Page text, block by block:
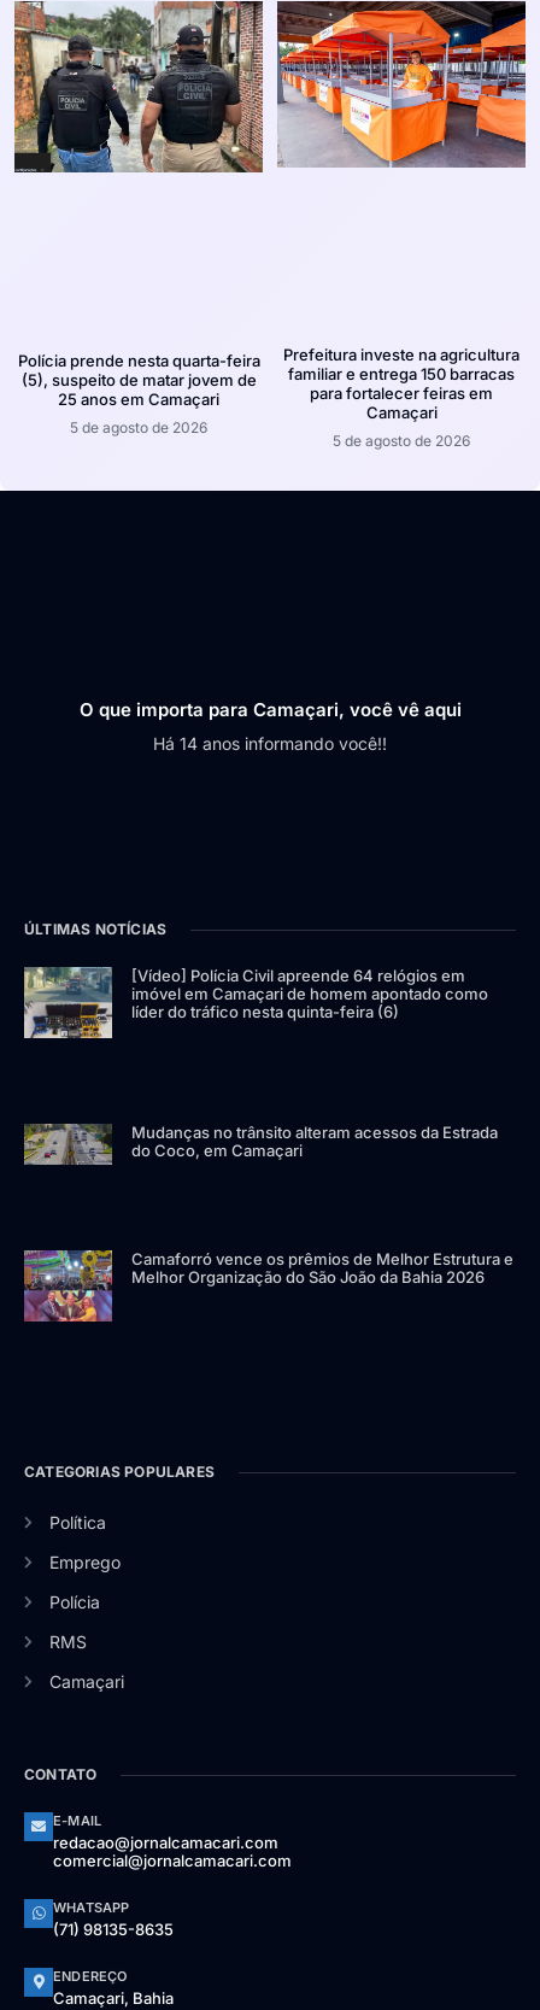
Polícia prende nesta quarta-feira
(5), suspeito de matar jovem de
25 anos em Camaçari
5 de agosto de 2026
Prefeitura investe na agricultura
familiar e entrega 150 barracas
para fortalecer feiras em
Camaçari
5 de agosto de 2026
O que importa para Camaçari, você vê aqui
Há 14 anos informando você!!
ÚLTIMAS NOTÍCIAS
[Vídeo] Polícia Civil apreende 64 relógios em
imóvel em Camaçari de homem apontado como
líder do tráfico nesta quinta-feira (6)
Mudanças no trânsito alteram acessos da Estrada
do Coco, em Camaçari
Camaforró vence os prêmios de Melhor Estrutura e
Melhor Organização do São João da Bahia 2026
CATEGORIAS POPULARES
Política
Emprego
Polícia
RMS
Camaçari
CONTATO
E-MAIL
redacao@jornalcamacari.com
comercial@jornalcamacari.com
WHATSAPP
(71) 98135-8635
ENDEREÇO
Camaçari, Bahia